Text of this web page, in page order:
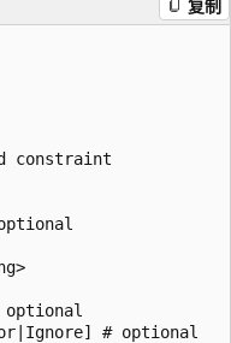
复制
constraint
# optional